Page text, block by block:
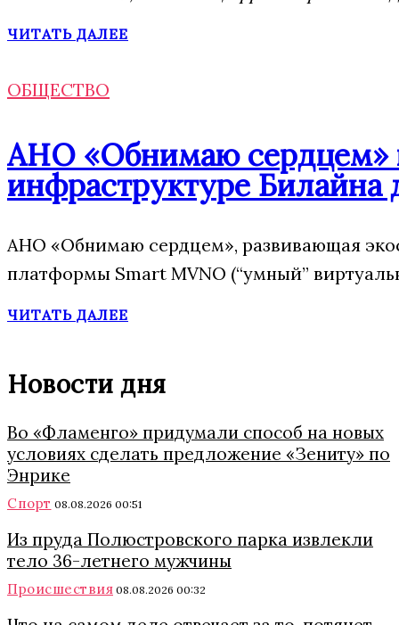
ЧИТАТЬ ДАЛЕЕ
ОБЩЕСТВО
АНО «Обнимаю сердцем»
инфраструктуре
АНО «Обнимаю сердцем», развивающая
платформы Smart MVNO (“умный”
ЧИТАТЬ ДАЛЕЕ
Новости дня
Во «Фламенго» придумали способ на новых
условиях сделать предложение «Зениту» по
Энрике
Спорт 08.08.2026 00:51
Из пруда Полюстровского парка извлекли
тело 36-летнего мужчины
Происшествия 08.08.2026 00:32